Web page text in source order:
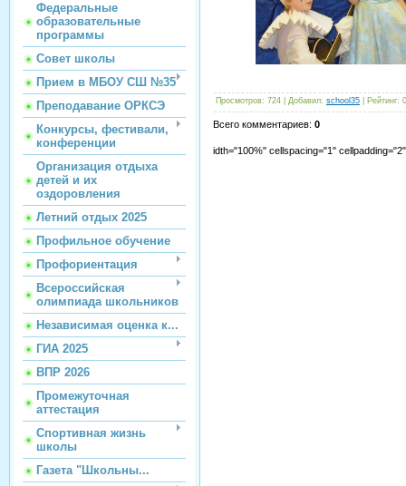
Федеральные
образовательные
программы
Совет школы
Прием в МБОУ СШ №35
Преподавание ОРКСЭ
Конкурсы, фестивали,
конференции
Организация отдыха
детей и их
оздоровления
Летний отдых 2025
Профильное обучение
Профориентация
Всероссийская
олимпиада школьников
Независимая оценка к...
ГИА 2025
ВПР 2026
Промежуточная
аттестация
Спортивная жизнь
школы
Газета "Школьны...
Просмотров: 724 Добавил: school35 Рейтинг:
Всего комментариев: 0
idth="100%" cellspacing="1"